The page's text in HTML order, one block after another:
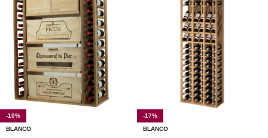
-10%
BLANCO
-17%
BLANCO